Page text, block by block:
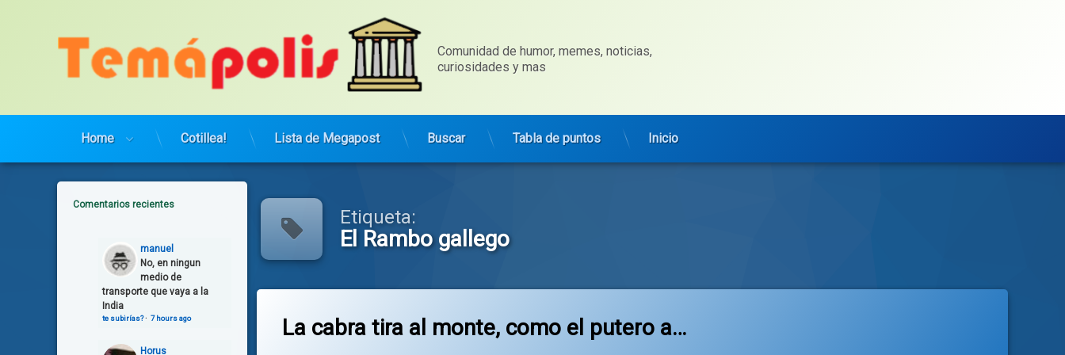
Comunidad de humor, memes, noticias,
curiosidades y mas
Home Cotillea! Lista de Megapost Buscar Tabla de puntos Inicio
Etiqueta:
El Rambo gallego
La cabra tira al monte, como el putero a…
Comentarios recientes
manuel
No, en ningun
medio de
transporte que vaya a la
India
te subirías?· 7 hours ago
Horus